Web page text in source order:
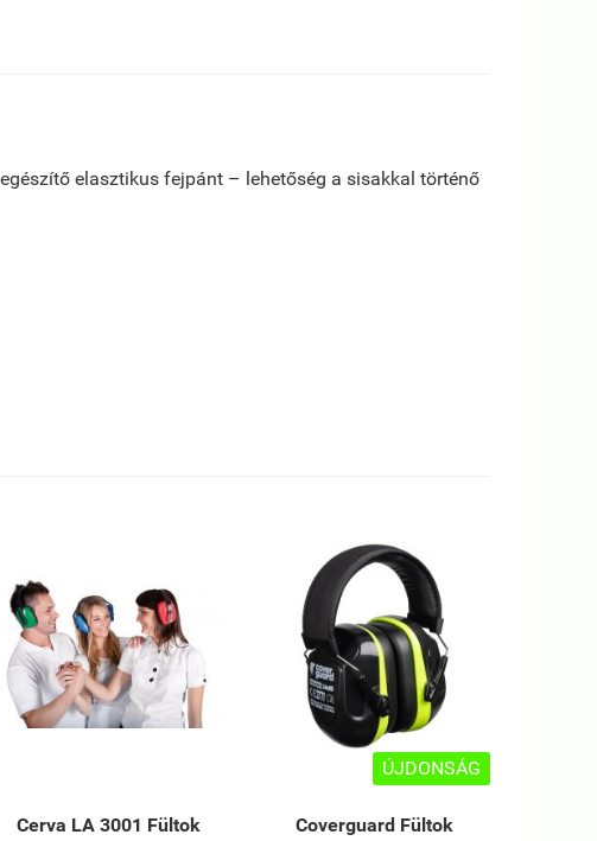
elasztikus fejpánt – lehetőség a sisakkal történő
Cerva LA 3001 Fültok
ÚJDONSÁG
Coverguard Fültok